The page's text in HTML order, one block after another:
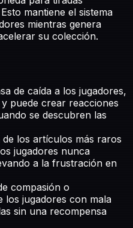
mantiene el sistema
mientras genera
su colección.
de caída a los jugadores,
puede crear reacciones
se descubren las
de los artículos más raros
jugadores nunca
a la frustración en
compasión o
los jugadores con mala
sin una recompensa